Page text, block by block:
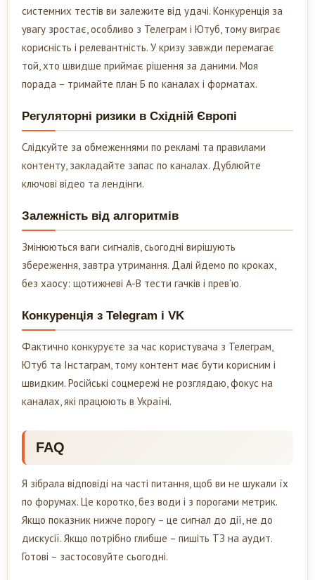
системних тестів ви залежите від удачі. Конкуренція за
увагу зростає, особливо з Телеграм і Ютуб, тому виграє
корисність і релевантність. У кризу завжди перемагає
той, хто швидше приймає рішення за даними. Моя
порада – тримайте план Б по каналах і форматах.
Регуляторні ризики в Східній Європі
Слідкуйте за обмеженнями по рекламі та правилами
контенту, закладайте запас по каналах. Дублюйте
ключові відео та лендінги.
Залежність від алгоритмів
Змінюються ваги сигналів, сьогодні вирішують
збереження, завтра утримання. Далі йдемо по кроках,
без хаосу: щотижневі A-B тести гачків і прев’ю.
Конкуренція з Telegram і VK
Фактично конкуруєте за час користувача з Телеграм,
Ютуб та Інстаграм, тому контент має бути корисним і
швидким. Російські соцмережі не розглядаю, фокус на
каналах, які працюють в Україні.
FAQ
Я зібрала відповіді на часті питання, щоб ви не шукали їх
по форумах. Це коротко, без води і з порогами метрик.
Якщо показник нижче порогу – це сигнал до дії, не до
дискусії. Якщо потрібно глибше – пишіть ТЗ на аудит.
Готові – застосовуйте сьогодні.